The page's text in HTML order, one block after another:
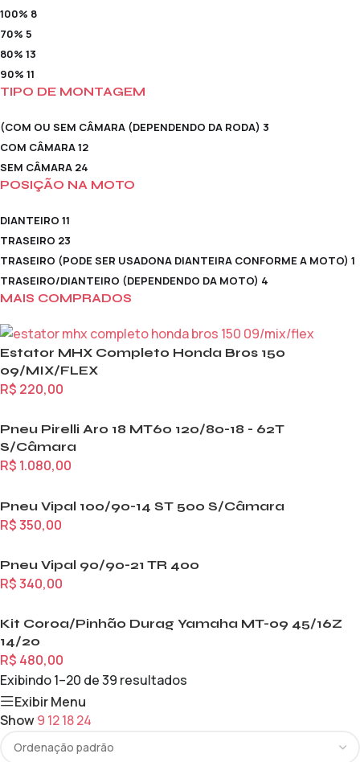
100% 8
70% 5
80% 13
90% 11
TIPO DE MONTAGEM
(COM OU SEM CÂMARA (DEPENDENDO DA RODA) 3
COM CÂMARA12
SEM CÂMARA 24
POSIÇÃO NA MOTO
DIANTEIRO 11
TRASEIRO 23
TRASEIRO (PODE SER USADONA DIANTEIRA CONFORME A MOTO) 1
TRASEIRO/DIANTEIRO (DEPENDENDO DA MOTO) 4
MAIS COMPRADOS
Estator MHX Completo Honda Bros 150
09/MIX/FLEX
R$ 220,00
Pneu Pirelli Aro 18 MT60 120/80-18 - 62T
S/Câmara
R$ 1.080,00
Pneu Vipal 100/90-14 ST 500 S/Câmara
R$350,00
Pneu Vipal 90/90-21 TR 400
R$340,00
Kit Coroa/Pinhão Durag Yamaha MT-09 45/16Z
14/20
R$ 480,00
Exibindo 1–20 de 39 resultados
Exibir Menu
Show9 121824